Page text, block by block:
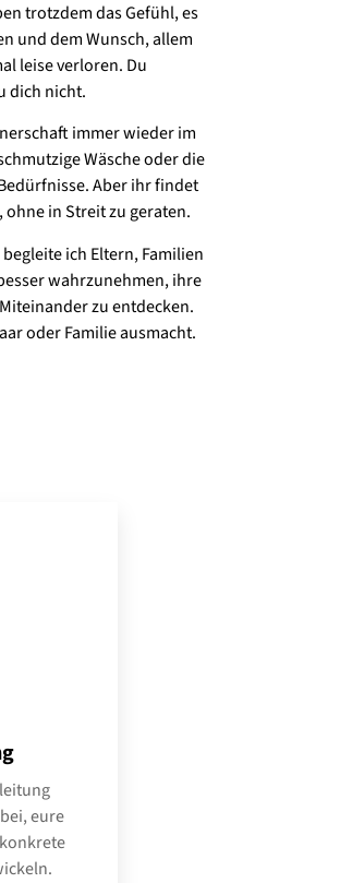
trotzdem das Gefühl, es
und dem Wunsch, allem
leise verloren. Du
dich nicht.
immer wieder im
Wäsche oder die
Aber ihr findet
in Streit zu geraten.
ich Eltern, Familien
wahrzunehmen, ihre
zu entdecken.
oder Familie ausmacht.
eure